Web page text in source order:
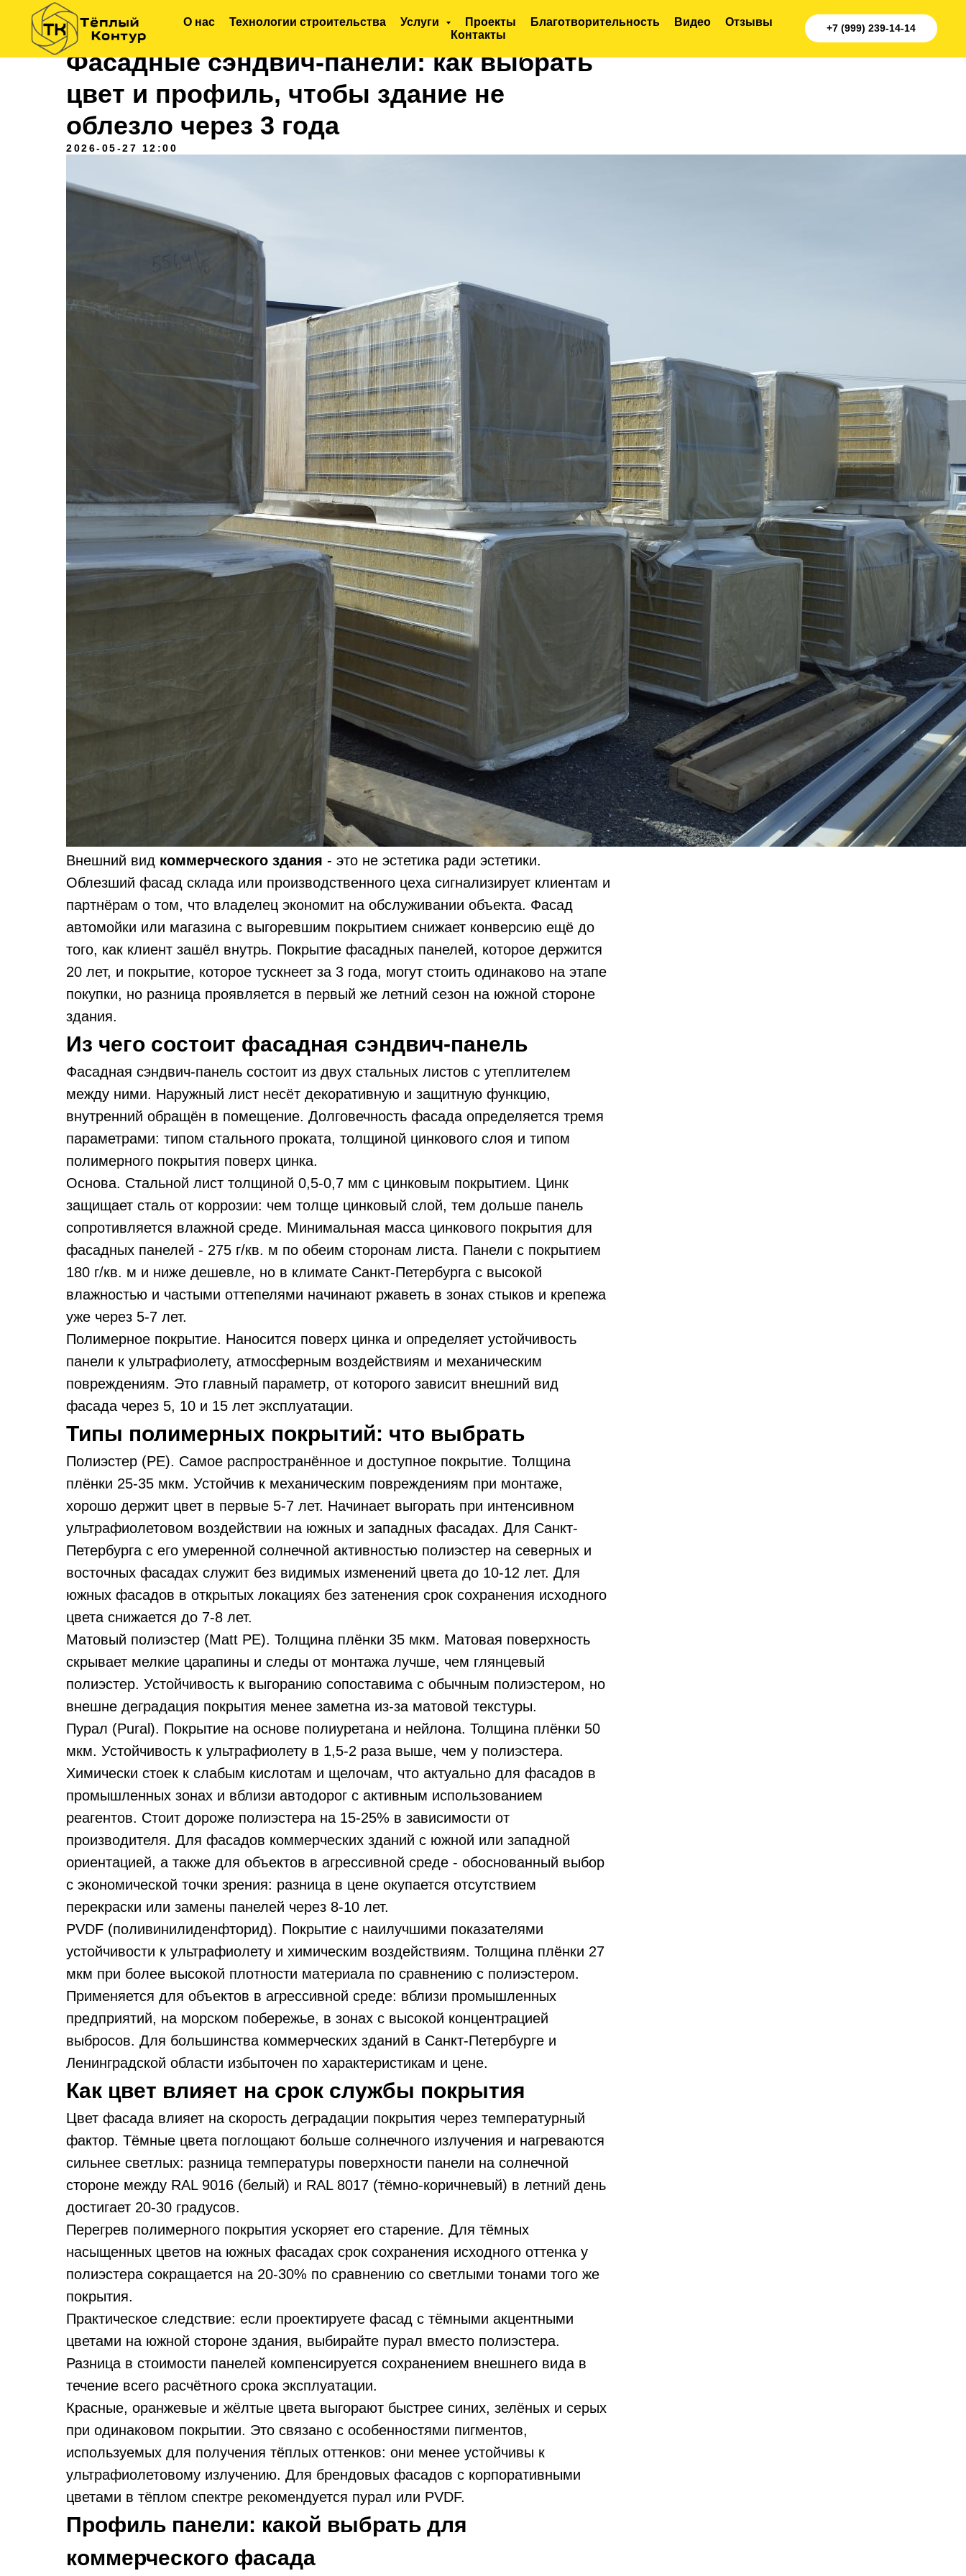
О нас Технологии строительства Услуги Проекты Благотворительность Видео
Отзывы
Контакты
+7 (999) 239-14-14
Фасадные сэндвич-панели: как выбрать
цвет и профиль, чтобы здание не
облезло через 3 года
2026-05-27 12:00
Внешний вид коммерческого здания - это не эстетика ради эстетики.
Облезший фасад склада или производственного цеха сигнализирует клиентам и
партнёрам о том, что владелец экономит на обслуживании объекта. Фасад
автомойки или магазина с выгоревшим покрытием снижает конверсию ещё до
того, как клиент зашёл внутрь. Покрытие фасадных панелей, которое держится
20 лет, и покрытие, которое тускнеет за 3 года, могут стоить одинаково на этапе
покупки, но разница проявляется в первый же летний сезон на южной стороне
здания.
Из чего состоит фасадная сэндвич-панель
Фасадная сэндвич-панель состоит из двух стальных листов с утеплителем
между ними. Наружный лист несёт декоративную и защитную функцию,
внутренний обращён в помещение. Долговечность фасада определяется тремя
параметрами: типом стального проката, толщиной цинкового слоя и типом
полимерного покрытия поверх цинка.
Основа. Стальной лист толщиной 0,5-0,7 мм с цинковым покрытием. Цинк
защищает сталь от коррозии: чем толще цинковый слой, тем дольше панель
сопротивляется влажной среде. Минимальная масса цинкового покрытия для
фасадных панелей - 275 г/кв. м по обеим сторонам листа. Панели с покрытием
180 г/кв. м и ниже дешевле, но в климате Санкт-Петербурга с высокой
влажностью и частыми оттепелями начинают ржаветь в зонах стыков и крепежа
уже через 5-7 лет.
Полимерное покрытие. Наносится поверх цинка и определяет устойчивость
панели к ультрафиолету, атмосферным воздействиям и механическим
повреждениям. Это главный параметр, от которого зависит внешний вид
фасада через 5, 10 и 15 лет эксплуатации.
Типы полимерных покрытий: что выбрать
Полиэстер (PE). Самое распространённое и доступное покрытие. Толщина
плёнки 25-35 мкм. Устойчив к механическим повреждениям при монтаже,
хорошо держит цвет в первые 5-7 лет. Начинает выгорать при интенсивном
ультрафиолетовом воздействии на южных и западных фасадах. Для Санкт-
Петербурга с его умеренной солнечной активностью полиэстер на северных и
восточных фасадах служит без видимых изменений цвета до 10-12 лет. Для
южных фасадов в открытых локациях без затенения срок сохранения исходного
цвета снижается до 7-8 лет.
Матовый полиэстер (Matt PE). Толщина плёнки 35 мкм. Матовая поверхность
скрывает мелкие царапины и следы от монтажа лучше, чем глянцевый
полиэстер. Устойчивость к выгоранию сопоставима с обычным полиэстером, но
внешне деградация покрытия менее заметна из-за матовой текстуры.
Пурал (Pural). Покрытие на основе полиуретана и нейлона. Толщина плёнки 50
мкм. Устойчивость к ультрафиолету в 1,5-2 раза выше, чем у полиэстера.
Химически стоек к слабым кислотам и щелочам, что актуально для фасадов в
промышленных зонах и вблизи автодорог с активным использованием
реагентов. Стоит дороже полиэстера на 15-25% в зависимости от
производителя. Для фасадов коммерческих зданий с южной или западной
ориентацией, а также для объектов в агрессивной среде - обоснованный выбор
с экономической точки зрения: разница в цене окупается отсутствием
перекраски или замены панелей через 8-10 лет.
PVDF (поливинилиденфторид). Покрытие с наилучшими показателями
устойчивости к ультрафиолету и химическим воздействиям. Толщина плёнки 27
мкм при более высокой плотности материала по сравнению с полиэстером.
Применяется для объектов в агрессивной среде: вблизи промышленных
предприятий, на морском побережье, в зонах с высокой концентрацией
выбросов. Для большинства коммерческих зданий в Санкт-Петербурге и
Ленинградской области избыточен по характеристикам и цене.
Как цвет влияет на срок службы покрытия
Цвет фасада влияет на скорость деградации покрытия через температурный
фактор. Тёмные цвета поглощают больше солнечного излучения и нагреваются
сильнее светлых: разница температуры поверхности панели на солнечной
стороне между RAL 9016 (белый) и RAL 8017 (тёмно-коричневый) в летний день
достигает 20-30 градусов.
Перегрев полимерного покрытия ускоряет его старение. Для тёмных
насыщенных цветов на южных фасадах срок сохранения исходного оттенка у
полиэстера сокращается на 20-30% по сравнению со светлыми тонами того же
покрытия.
Практическое следствие: если проектируете фасад с тёмными акцентными
цветами на южной стороне здания, выбирайте пурал вместо полиэстера.
Разница в стоимости панелей компенсируется сохранением внешнего вида в
течение всего расчётного срока эксплуатации.
Красные, оранжевые и жёлтые цвета выгорают быстрее синих, зелёных и серых
при одинаковом покрытии. Это связано с особенностями пигментов,
используемых для получения тёплых оттенков: они менее устойчивы к
ультрафиолетовому излучению. Для брендовых фасадов с корпоративными
цветами в тёплом спектре рекомендуется пурал или PVDF.
Профиль панели: какой выбрать для
коммерческого фасада